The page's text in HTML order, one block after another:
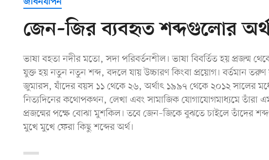
জেন–জির ব্যবহৃত শব্দগুলোর
ভাষা বহতা নদীর মতো, সদা পরিবর্তনশীল। ভাষা বিবর্তিত হয় প্রজন্ম
যুক্ত হয় নতুন নতুন শব্দ, বদলে যায় উচ্চারণ কিংবা প্রয়োগ। বর্তমান
জুমারস, যাঁদের বয়স ১১ থেকে ২৬, অর্থাৎ ১৯৯৭ থেকে ২০১২ সালের
নিত্যদিনের কথোপকথন, লেখা এবং সামাজিক যোগাযোগমাধ্যমে তাঁরা
প্রজন্মের পক্ষে বোঝা মুশকিল। তবে জেন–জিকে বুঝতে চাইলে তাঁদের
মুখে মুখে ফেরা কিছু শব্দের অর্থ।